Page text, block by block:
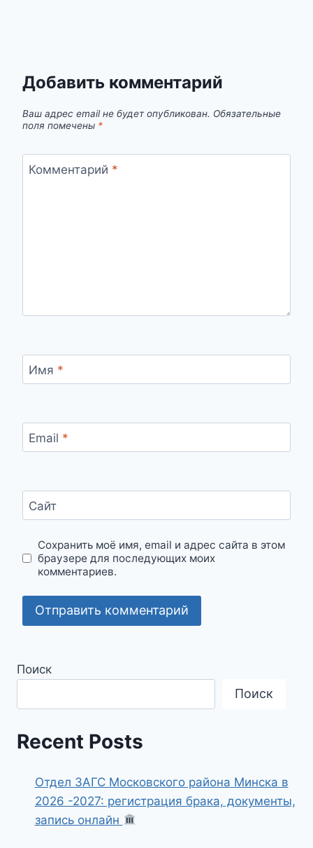
Добавить комментарий
Ваш адрес email не будет опубликован. Обязательные
поля помечены *
Комментарий *
Имя *
Email *
Сайт
Сохранить моё имя, email и адрес сайта в этом
браузере для последующих моих
комментариев.
Поиск
Поиск
Recent Posts
Отдел ЗАГС Московского района Минска в
2026 -2027: регистрация брака, документы,
запись онлайн